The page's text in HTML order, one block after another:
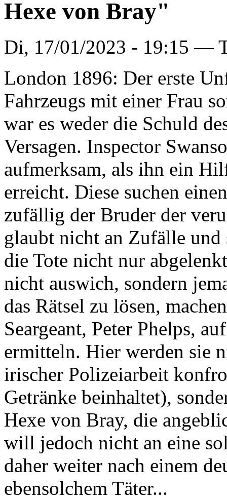
Hexe von Bray"
Di, 17/01/2023 - 19:15 —
London 1896: Der erste
Fahrzeugs mit einer Frau
war es weder die Schuld
Versagen. Inspector
aufmerksam, als ihn ein
erreicht. Diese suchen
zufällig der Bruder der
glaubt nicht an Zufälle und
die Tote nicht nur
nicht auswich, sondern
das Rätsel zu lösen,
Seargeant, Peter Phelps,
ermitteln. Hier werden sie
irischer Polizeiarbeit
Getränke beinhaltet),
Hexe von Bray, die
will jedoch nicht an eine
daher weiter nach einem
ebensolchem Täter...